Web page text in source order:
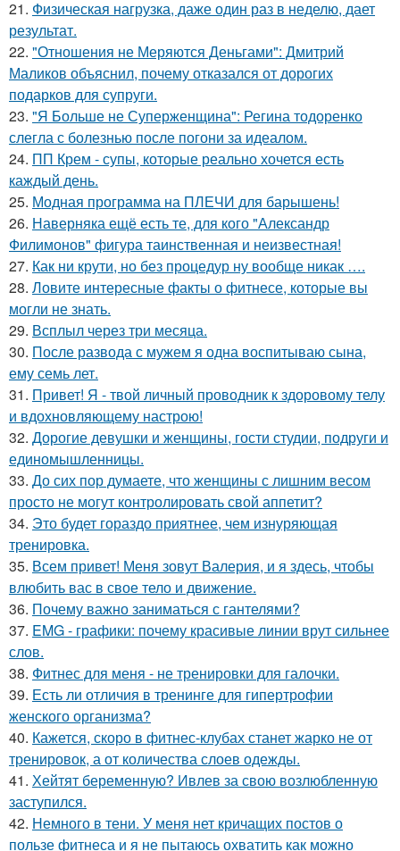
21. Физическая нагрузка, даже один раз в неделю, дает
результат.
22. "Отношения не Меряются Деньгами": Дмитрий
Маликов объяснил, почему отказался от дорогих
подарков для супруги.
23. "Я Больше не Суперженщина": Регина тодоренко
слегла с болезнью после погони за идеалом.
24. ПП Крем - супы, которые реально хочется есть
каждый день.
25. Модная программа на ПЛЕЧИ для барышень!
26. Наверняка ещё есть те, для кого "Александр
Филимонов" фигура таинственная и неизвестная!
27. Как ни крути, но без процедур ну вообще никак ….
28. Ловите интересные факты о фитнесе, которые вы
могли не знать.
29. Всплыл через три месяца.
30. После развода с мужем я одна воспитываю сына,
ему семь лет.
31. Привет! Я - твой личный проводник к здоровому телу
и вдохновляющему настрою!
32. Дорогие девушки и женщины, гости студии, подруги и
единомышленницы.
33. До сих пор думаете, что женщины с лишним весом
просто не могут контролировать свой аппетит?
34. Это будет гораздо приятнее, чем изнуряющая
тренировка.
35. Всем привет! Меня зовут Валерия, и я здесь, чтобы
влюбить вас в свое тело и движение.
36. Почему важно заниматься с гантелями?
37. EMG - графики: почему красивые линии врут сильнее
слов.
38. Фитнес для меня - не тренировки для галочки.
39. Есть ли отличия в тренинге для гипертрофии
женского организма?
40. Кажется, скоро в фитнес-клубах станет жарко не от
тренировок, а от количества слоев одежды.
41. Хейтят беременную? Ивлев за свою возлюбленную
заступился.
42. Немного в тени. У меня нет кричащих постов о
пользе фитнеса и я не пытаюсь охватить как можно